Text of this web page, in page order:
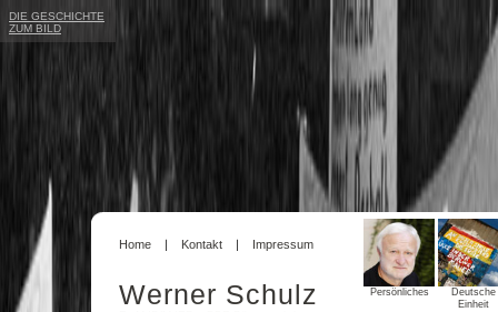
Home Kontakt Impressum
Werner Schulz Persönliches
Deutsche
Einheit
DIE GESCHICHTE
ZUM BILD